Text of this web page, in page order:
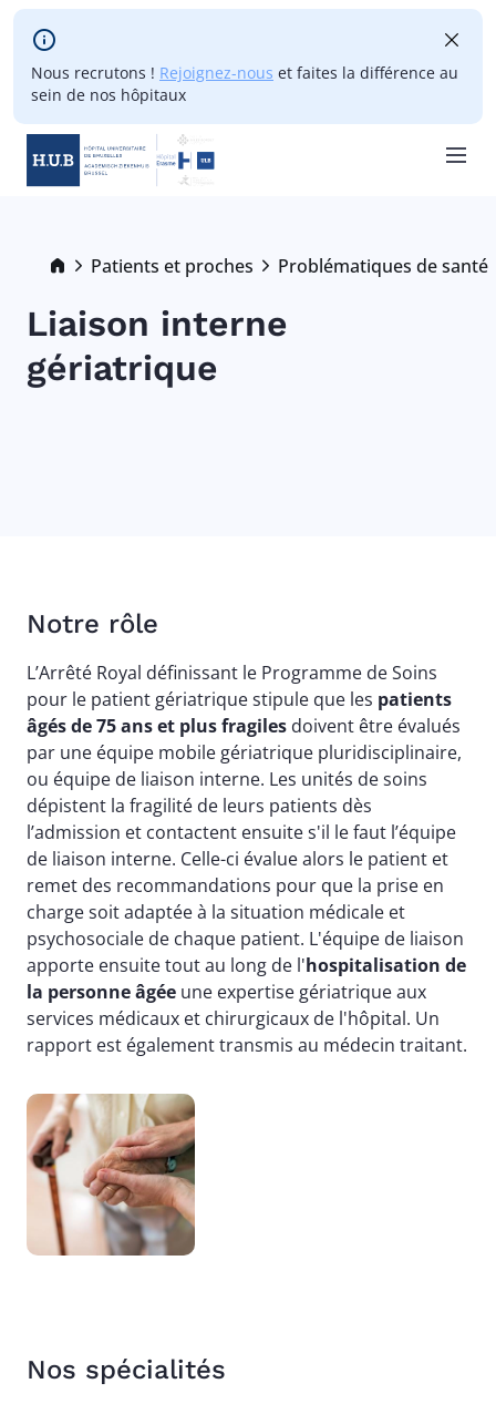
Skip to main content
Nous recrutons ! Rejoignez-nous et faites la différence au
sein de nos hôpitaux
Breadcrumb
Patients et proches Problématiques de santé
Liaison interne
gériatrique
Notre rôle
L’Arrêté Royal définissant le Programme de Soins
pour le patient gériatrique stipule que les patients
âgés de 75 ans et plus fragiles doivent être évalués
par une équipe mobile gériatrique pluridisciplinaire,
ou équipe de liaison interne. Les unités de soins
dépistent la fragilité de leurs patients dès
l’admission et contactent ensuite s'il le faut l’équipe
de liaison interne. Celle-ci évalue alors le patient et
remet des recommandations pour que la prise en
charge soit adaptée à la situation médicale et
psychosociale de chaque patient. L'équipe de liaison
apporte ensuite tout au long de l'hospitalisation de
la personne âgée une expertise gériatrique aux
services médicaux et chirurgicaux de l'hôpital. Un
rapport est également transmis au médecin traitant.
Image
Nos spécialités